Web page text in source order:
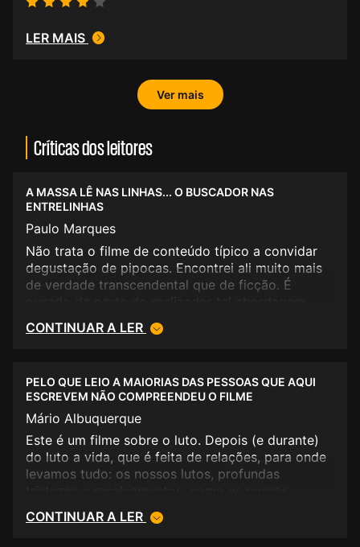
LER MAIS
Ver mais
Críticas dos leitores
A MASSA LÊ NAS LINHAS... O BUSCADOR NAS
ENTRELINHAS
Paulo Marques
Não trata o filme de conteúdo típico a convidar
degustação de pipocas. Encontrei ali muito mais
de verdade transcendental que de ficção. É
"entrelinhas" não se torna interessante na
CONTINUAR A LER
PELO QUE LEIO A MAIORIAS DAS PESSOAS QUE AQUI
ESCREVEM NÃO COMPREENDEU O FILME
Mário Albuquerque
Este é um filme sobre o luto. Depois (e durante)
do luto a vida, que é feita de relações, para onde
levamos tudo: os nossos lutos, profundas
maiores alegrias e esperanças. “Hereafter” é uma
narrativa demasiado aberta, como o tema é
CONTINUAR A LER